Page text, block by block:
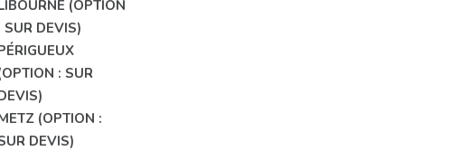
(OPTION
SUR DEVIS)
: SUR
(OPTION :
DEVIS)